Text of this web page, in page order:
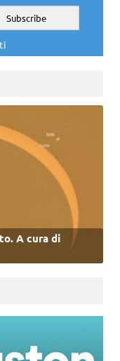
A cura di